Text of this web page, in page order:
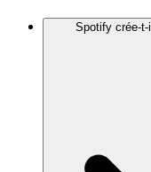
Spotify crée-t-